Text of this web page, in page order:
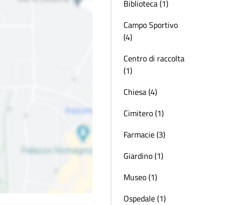
Biblioteca (1)
Campo Sportivo
(4)
Centro di raccolta
(1)
Chiesa (4)
Cimitero (1)
Farmacie (3)
Giardino (1)
Museo (1)
Ospedale (1)